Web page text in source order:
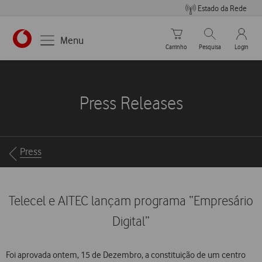
Estado da Rede
https://www.vodafone.pt
Menu
Carrinho de compras
Carrinho
Pesquisar
Pesquisa
My
Login
Press Releases
Breadcrumbs
Press
Telecel e AITEC lançam programa “Empresário
Digital”
Foi aprovada ontem, 15 de Dezembro, a constituição de um centro